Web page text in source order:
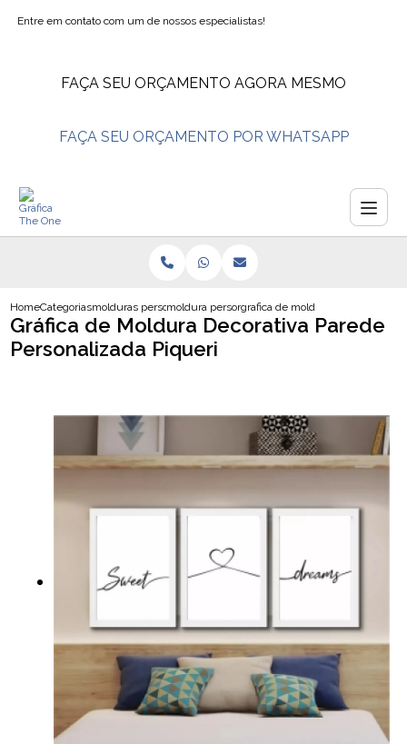
Entre em contato com um de nossos especialistas!
FAÇA SEU ORÇAMENTO AGORA MESMO
FAÇA SEU ORÇAMENTO POR WHATSAPP
HomeCategoriasmolduras personalizadasmoldura personalizadas para fotos
grafica de moldura decorativa
Gráfica de Moldura Decorativa Parede
Personalizada Piqueri